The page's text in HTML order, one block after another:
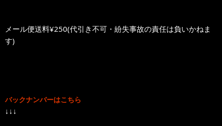
メール便送料¥250(代引き不可・紛失事故の責任は負いかねま
す)
バックナンバーはこちら
↓↓↓